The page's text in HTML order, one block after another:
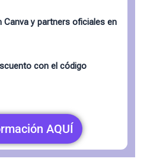
y partners oficiales en
con el código
AQUÍ